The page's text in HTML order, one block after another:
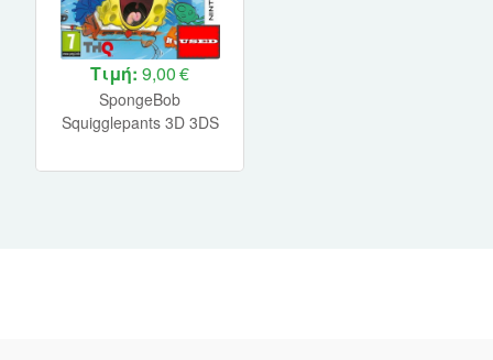
Τιμή: 9,00 €
SpongeBob
Squigglepants 3D 3DS